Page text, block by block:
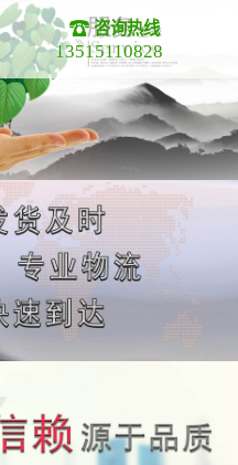
咨询热线
13515110828